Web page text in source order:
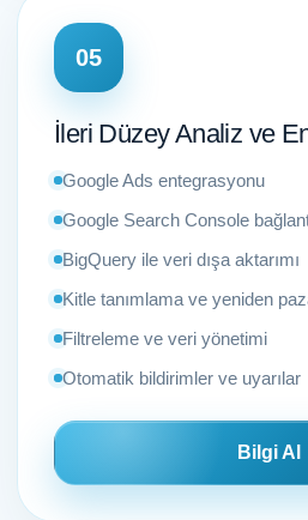
05
İleri Düzey Analiz ve
Google Ads entegrasyonu
Google Search Console
BigQuery ile veri dışa aktarımı
Kitle tanımlama ve yeniden
Filtreleme ve veri yönetimi
Otomatik bildirimler ve uyarılar
Bilgi Al